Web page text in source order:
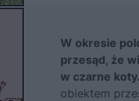
W okresie
przesąd, że
w czarne
obiektem